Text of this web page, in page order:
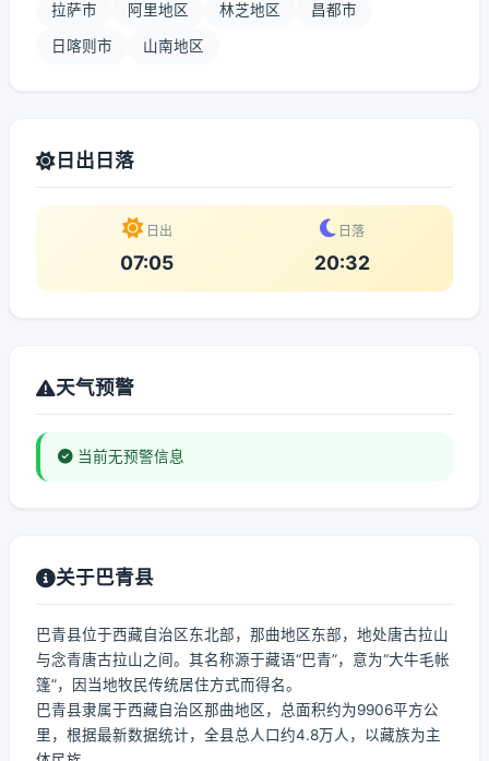
拉萨市 阿里地区 林芝地区 昌都市
日喀则市 山南地区
日出日落
日出
07:05
日落
20:32
天气预警
当前无预警信息
关于巴青县
巴青县位于西藏自治区东北部，那曲地区东部，地处唐古拉山
与念青唐古拉山之间。其名称源于藏语“巴青”，意为“大牛毛帐
篷”，因当地牧民传统居住方式而得名。
巴青县隶属于西藏自治区那曲地区，总面积约为9906平方公
里，根据最新数据统计，全县总人口约4.8万人，以藏族为主